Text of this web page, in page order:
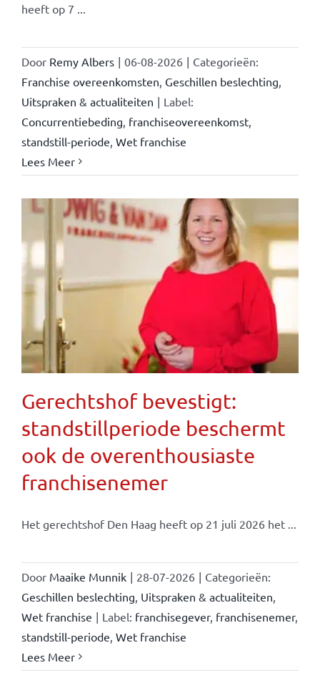
heeft op 7 ...
Door Remy Albers | 06-08-2026 | Categorieën:
Franchise overeenkomsten Geschillen beslechting
Uitspraken & actualiteiten | Label:
Concurrentiebeding franchiseovereenkomst,
standstill-periode Wet franchise
Lees Meer
Gerechtshof bevestigt:
standstillperiode beschermt
ook de overenthousiaste
franchisenemer
Het gerechtshof Den Haag heeft op 21 juli 2026 het ...
Door Maaike Munnik | 28-07-2026 | Categorieën:
Geschillen beslechting Uitspraken & actualiteiten
Wet franchise | Label: franchisegever, franchisenemer,
standstill-periode Wet franchise
Lees Meer